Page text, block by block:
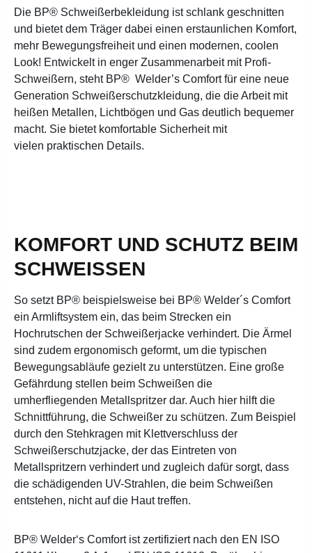
Die BP® Schweißerbekleidung ist schlank geschnitten
und bietet dem Träger dabei einen erstaunlichen Komfort,
mehr Bewegungsfreiheit und einen modernen, coolen
Look! Entwickelt in enger Zusammenarbeit mit Profi-
Schweißern, steht BP® Welder’s Comfort für eine neue
Generation Schweißerschutzkleidung, die die Arbeit mit
heißen Metallen, Lichtbögen und Gas deutlich bequemer
macht. Sie bietet komfortable Sicherheit mit
vielen praktischen Details.
KOMFORT UND SCHUTZ BEIM
SCHWEISSEN
So setzt BP® beispielsweise bei BP® Welder´s Comfort
ein Armliftsystem ein, das beim Strecken ein
Hochrutschen der Schweißerjacke verhindert. Die Ärmel
sind zudem ergonomisch geformt, um die typischen
Bewegungsabläufe gezielt zu unterstützen. Eine große
Gefährdung stellen beim Schweißen die
umherfliegenden Metallspritzer dar. Auch hier hilft die
Schnittführung, die Schweißer zu schützen. Zum Beispiel
durch den Stehkragen mit Klettverschluss der
Schweißerschutzjacke, der das Eintreten von
Metallspritzern verhindert und zugleich dafür sorgt, dass
die schädigenden UV-Strahlen, die beim Schweißen
entstehen, nicht auf die Haut treffen.
BP® Welder‘s Comfort ist zertifiziert nach den EN ISO